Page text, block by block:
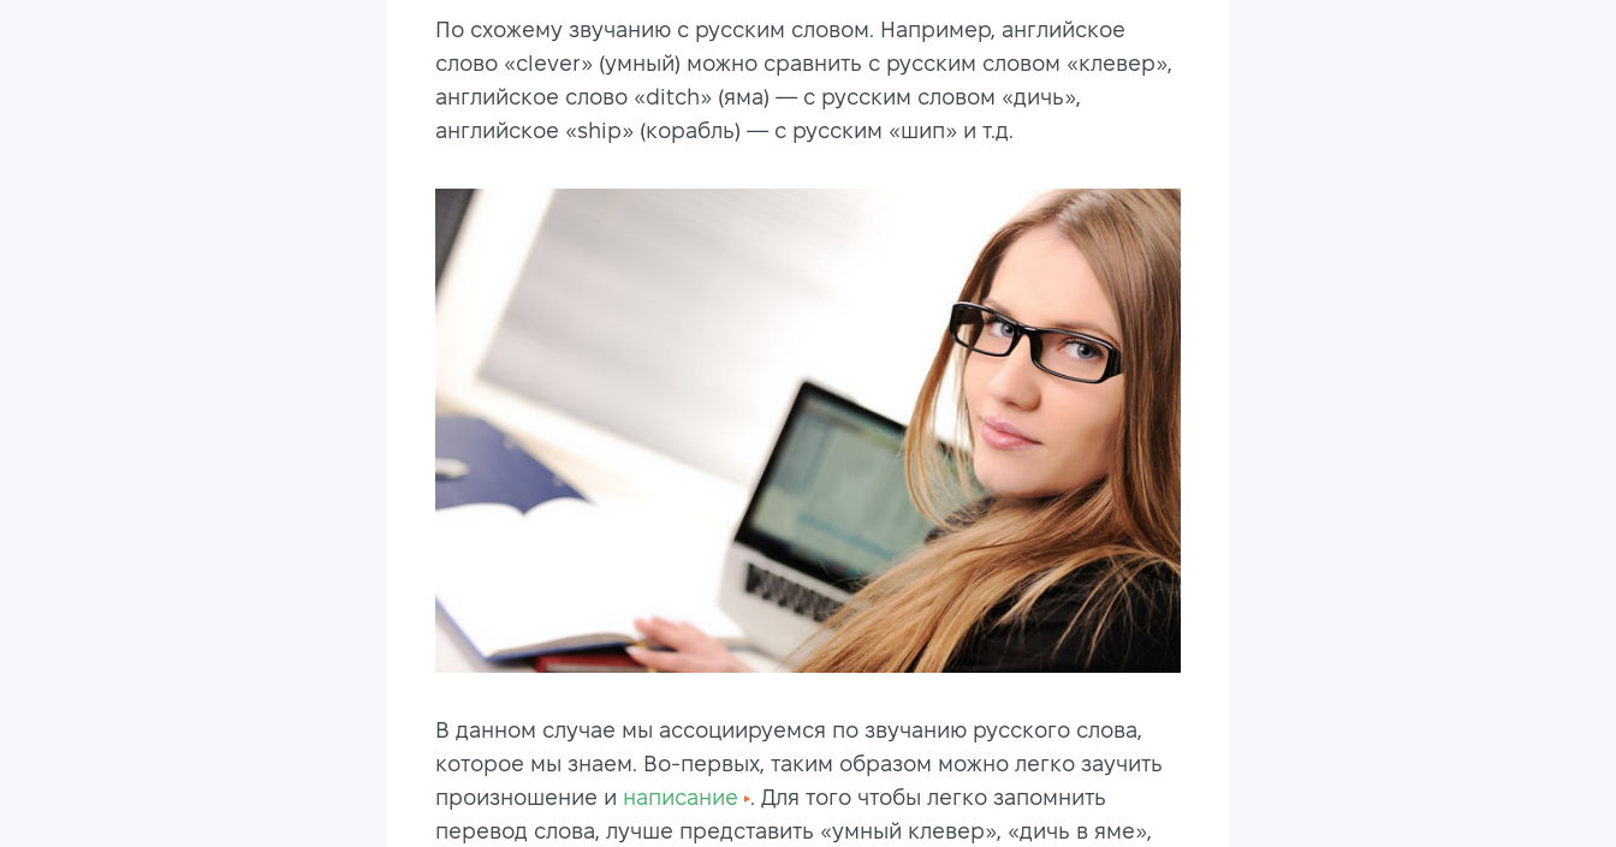
По схожему звучанию с русским словом. Например, английское
слово «clever» (умный) можно сравнить с русским словом «клевер»,
английское слово «ditch» (яма) — с русским словом «дичь»,
английское «ship» (корабль) — с русским «шип» и т.д.
В данном случае мы ассоциируемся по звучанию русского слова,
которое мы знаем. Во-первых, таким образом можно легко заучить
произношение и написание
. Для того чтобы легко запомнить
перевод слова, лучше представить «умный клевер», «дичь в яме»,